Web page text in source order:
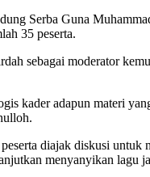
Serba Guna
35 peserta.
sebagai moderator
kader adapun materi
diajak diskusi
menyanyikan lagu